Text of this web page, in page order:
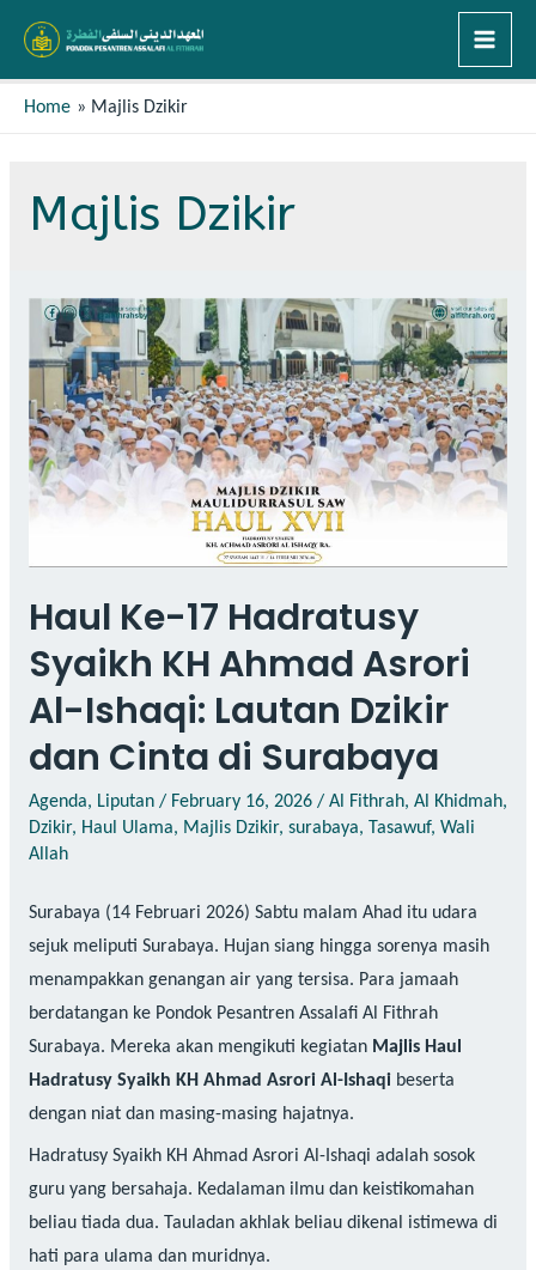
Home Majlis Dzikir
Majlis Dzikir
Haul Ke-17 Hadratusy
Syaikh KH Ahmad Asrori
Al-Ishaqi: Lautan Dzikir
dan Cinta di Surabaya
Agenda, Liputan/ February 16, 2026/ Al Fithrah, Al Khidmah,
Dzikir, Haul Ulama, Majlis Dzikir, surabaya, Tasawuf, Wali
Allah
Surabaya (14 Februari 2026) Sabtu malam Ahad itu udara
sejuk meliputi Surabaya. Hujan siang hingga sorenya masih
menampakkan genangan air yang tersisa. Para jamaah
berdatangan ke Pondok Pesantren Assalafi Al Fithrah
Surabaya. Mereka akan mengikuti kegiatanMajlis Haul
Hadratusy Syaikh KH Ahmad Asrori Al-Ishaqibeserta
dengan niat dan masing-masing hajatnya.
Hadratusy Syaikh KH Ahmad Asrori Al-Ishaqi adalah sosok
guru yang bersahaja. Kedalaman ilmu dan keistikomahan
beliau tiada dua. Tauladan akhlak beliau dikenal istimewa di
hati para ulama dan muridnya.